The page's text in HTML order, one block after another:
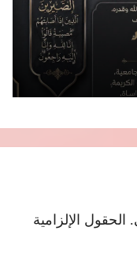
الحقول الإلزامية